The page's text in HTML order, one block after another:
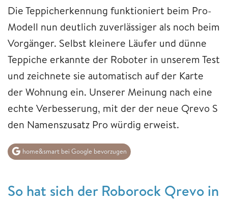
Die Teppicherkennung funktioniert beim Pro-
Modell nun deutlich zuverlässiger als noch beim
Vorgänger. Selbst kleinere Läufer und dünne
Teppiche erkannte der Roboter in unserem Test
und zeichnete sie automatisch auf der Karte
der Wohnung ein. Unserer Meinung nach eine
echte Verbesserung, mit der der neue Qrevo S
den Namenszusatz Pro würdig erweist.
home&smart bei Google bevorzugen
So hat sich der Roborock Qrevo in